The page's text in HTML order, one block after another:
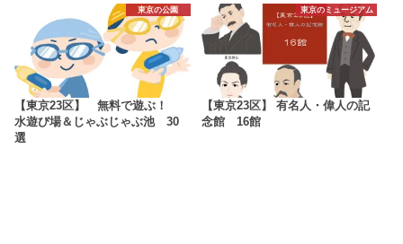
東京の公園
【東京23区】 無料で遊ぶ！
水遊び場＆じゃぶじゃぶ池 30
選
東京のミュージアム
【東京23区】 有名人・偉人の記
念館 16館